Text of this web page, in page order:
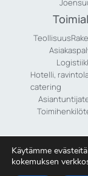
Teollisuus
Hotelli,
catering
Käytämme
kokemuksen